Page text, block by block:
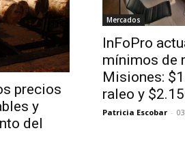
precios
y
del
Mercados
InFoPro
mínimos de
Misiones:
raleo y
Patricia Escobar -